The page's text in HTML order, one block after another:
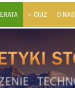
QUIZ O NAS